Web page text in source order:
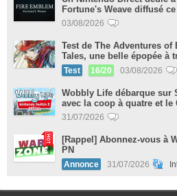
Fortune's Weave diffusé
03/08/2026
Test de The Adventures
Tales, une belle épopée à
Test 16/20 03/08/2026
Wobbly Life débarque sur
avec la coop à quatre et le
31/07/2026
[Rappel] Abonnez-vous à
PN
Annonce 31/07/2026